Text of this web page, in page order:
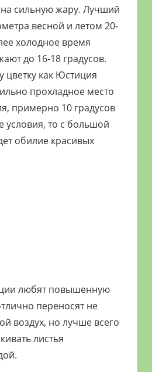
сильную жару. Лучший
весной и летом 20-
холодное время
до 16-18 градусов.
цветку как Юстиция
прохладное место
примерно 10 градусов
условия, то с большой
обилие красивых
любят повышенную
переносят не
воздух, но лучше всего
листья